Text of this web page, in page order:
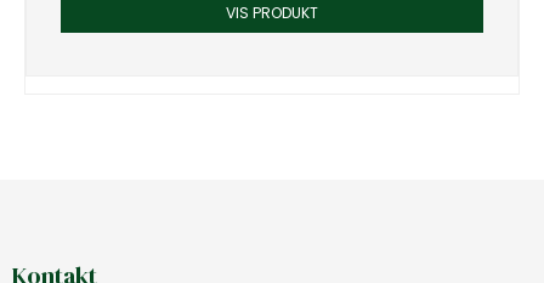
VIS PRODUKT
Kontakt